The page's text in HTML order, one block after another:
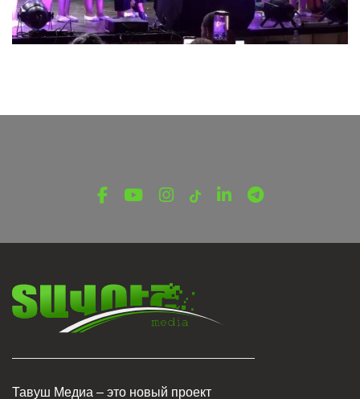
ПОСЛЕДНИЕ НОВОСТИ ИЗ ТАВУША
Тавуш Медиа – это новый проект